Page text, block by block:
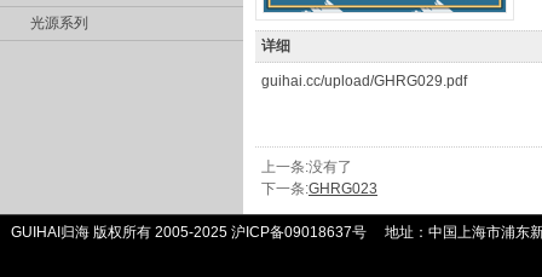
详细
guihai.cc/upload/GHRG029.pdf
上一条:没有了
下一条:GHRG023
光源系列
GUIHAI归海 版权所有 2005-2025 沪ICP备09018637号 地址：中国上海市浦东